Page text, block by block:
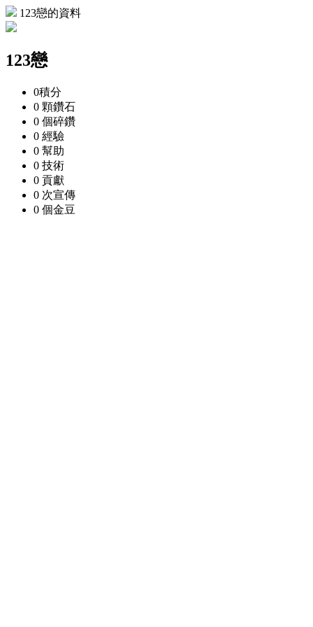
123戀的資料
123戀
0積分
0 顆鑽石
0 個碎鑽
0 經驗
0 幫助
0 技術
0 貢獻
0 次宣傳
0 個金豆